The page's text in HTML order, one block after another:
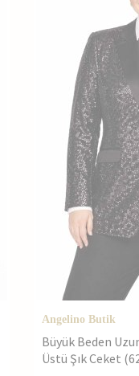
Angelino Butik
Büyük Beden
Üstü Şık Ceket